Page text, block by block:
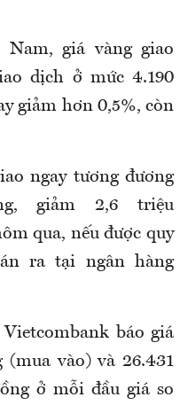
giá vàng giao
dịch ở mức 4.190
giảm hơn 0,5%, còn
ngay tương đương
giảm 2,6 triệu
qua, nếu được quy
ra tại ngân hàng
báo giá
(mua vào) và 26.431
ở mỗi đầu giá so